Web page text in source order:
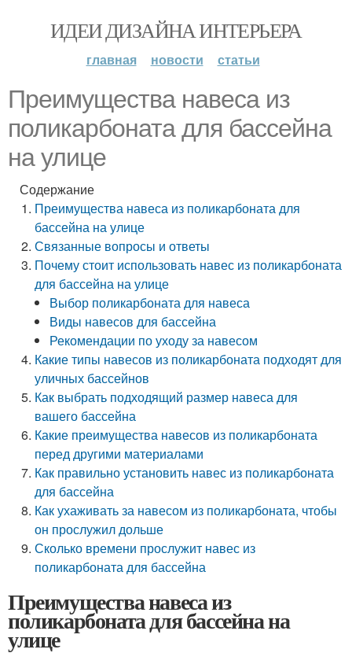
ИДЕИ ДИЗАЙНА ИНТЕРЬЕРА
главная новости статьи
Преимущества навеса из
поликарбоната для бассейна
на улице
Содержание
Преимущества навеса из поликарбоната для
бассейна на улице
Связанные вопросы и ответы
Почему стоит использовать навес из поликарбоната
для бассейна на улице
Выбор поликарбоната для навеса
Виды навесов для бассейна
Рекомендации по уходу за навесом
Какие типы навесов из поликарбоната подходят для
уличных бассейнов
Как выбрать подходящий размер навеса для
вашего бассейна
Какие преимущества навесов из поликарбоната
перед другими материалами
Как правильно установить навес из поликарбоната
для бассейна
Как ухаживать за навесом из поликарбоната, чтобы
он прослужил дольше
Сколько времени прослужит навес из
поликарбоната для бассейна
Преимущества навеса из
поликарбоната для бассейна на
улице